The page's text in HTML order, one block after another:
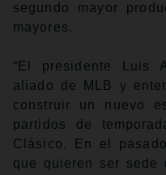
segundo mayor
mayores.
“El presidente Luis
aliado de MLB y
construir un nuevo
partidos de
Clásico. En el
que quieren ser sede